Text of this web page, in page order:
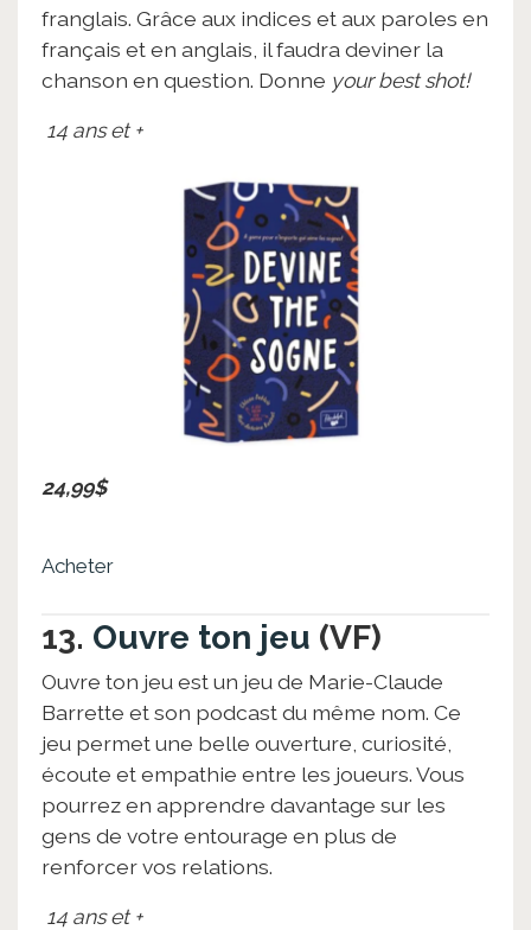
franglais. Grâce aux indices et aux paroles en
français et en anglais, il faudra deviner la
chanson en question. Donne your best shot!
14 ans et +
24,99$
Acheter
13. Ouvre ton jeu (VF)
Ouvre ton jeu est un jeu de Marie-Claude
Barrette et son podcast du même nom. Ce
jeu permet une belle ouverture, curiosité,
écoute et empathie entre les joueurs. Vous
pourrez en apprendre davantage sur les
gens de votre entourage en plus de
renforcer vos relations.
14 ans et +